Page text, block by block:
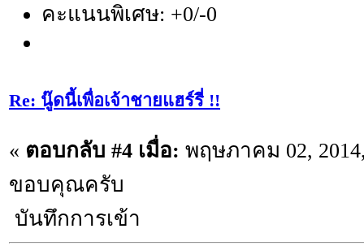
คะแนนพิเศษ: +0/-0
Re: นู๊ดนี้เพื่อเจ้าชายแฮร์รี่ !!
« ตอบกลับ #4 เมื่อ: พฤษภาคม 02,
ขอบคุณครับ
บันทึกการเข้า